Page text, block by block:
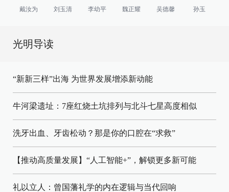
戴汝为
刘玉清 李幼平 魏正耀 吴德馨 孙玉
光明导读
“新新三样”出海 为世界发展增添新动能
牛河梁遗址：7座红烧土坑排列与北斗七星高度相似
洗牙出血、牙齿松动？那是你的口腔在“求救”
【推动高质量发展】“人工智能+”，解锁更多新可能
礼以立人：曾国藩礼学的内在逻辑与当代回响